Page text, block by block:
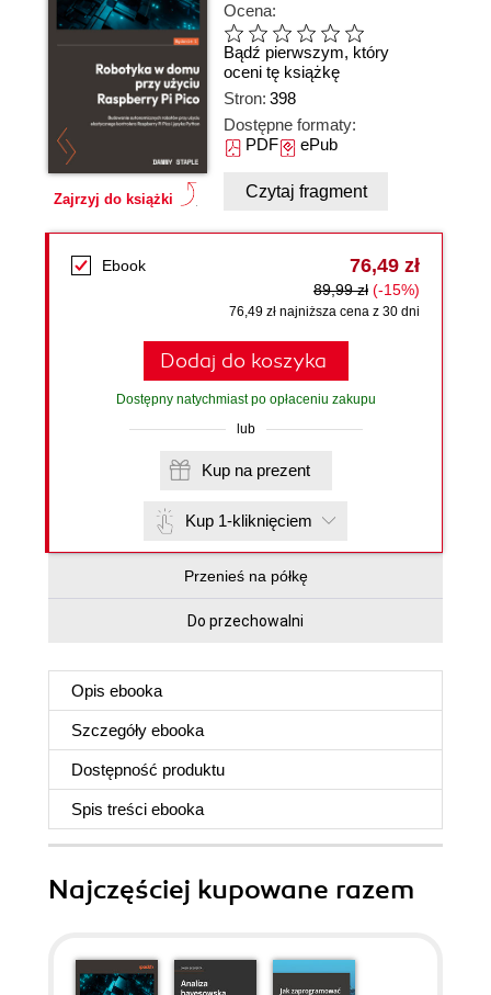
Zajrzyj do książki
Ocena:
Bądź pierwszym, który
oceni tę książkę
Stron: 398
Dostępne formaty:
PDFePub
Czytaj fragment
Ebook 76,49 zł
89,99 zł (-15%)
76,49 zł najniższa cena z 30 dni
Dodaj do koszyka
Dostępny natychmiast po opłaceniu zakupu
lub
Kup na prezent
Kup 1-kliknięciem
Przenieś na półkę
Do przechowalni
Opis ebooka
Szczegóły ebooka
Dostępność produktu
Spis treści ebooka
Najczęściej kupowane razem